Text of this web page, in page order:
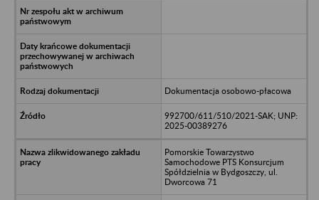
Dokumentacja osobowo-płacowa
992700/611/510/2021-SAK; UNP:
2025-00389276
Pomorskie Towarzystwo
Samochodowe PTS Konsurcjum
Spółdzielnia w Bydgoszczy, ul.
Dworcowa 71